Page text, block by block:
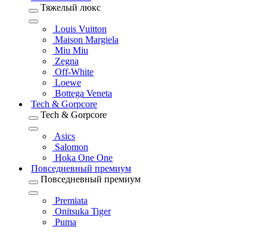
Тяжелый люкс
Louis Vuitton
Maison Margiela
Miu Miu
Zegna
Off-White
Loewe
Bottega Veneta
Tech & Gorpcore
Tech & Gorpcore
Asics
Salomon
Hoka One One
Повседневный премиум
Повседневный премиум
Premiata
Onitsuka Tiger
Puma